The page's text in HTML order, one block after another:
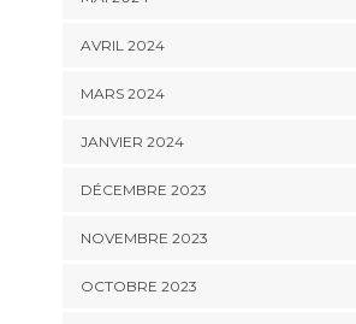
AVRIL 2024
MARS 2024
JANVIER 2024
DÉCEMBRE 2023
NOVEMBRE 2023
OCTOBRE 2023